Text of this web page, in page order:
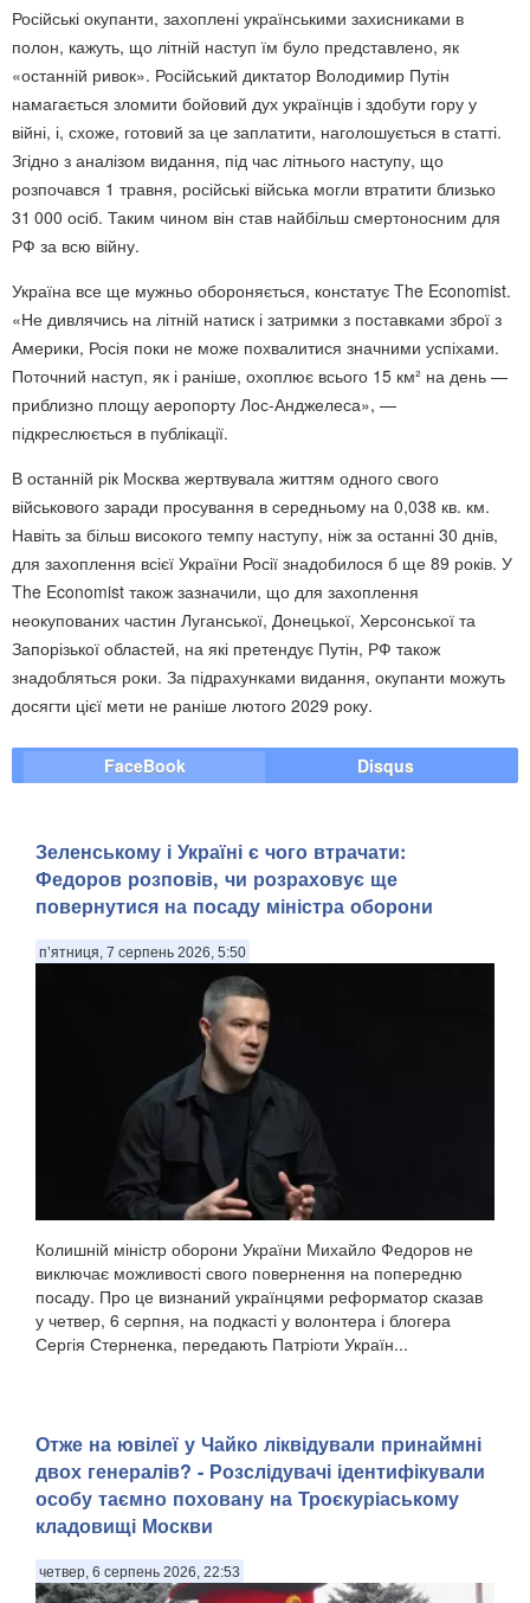
Російські окупанти, захоплені українськими захисниками в
полон, кажуть, що літній наступ їм було представлено, як
«останній ривок». Російський диктатор Володимир Путін
намагається зломити бойовий дух українців і здобути гору у
війні, і, схоже, готовий за це заплатити, наголошується в статті.
Згідно з аналізом видання, під час літнього наступу, що
розпочався 1 травня, російські війська могли втратити близько
31 000 осіб. Таким чином він став найбільш смертоносним для
РФ за всю війну.
Україна все ще мужньо обороняється, констатує The Economist.
«Не дивлячись на літній натиск і затримки з поставками зброї з
Америки, Росія поки не може похвалитися значними успіхами.
Поточний наступ, як і раніше, охоплює всього 15 км² на день —
приблизно площу аеропорту Лос-Анджелеса», —
підкреслюється в публікації.
В останній рік Москва жертвувала життям одного свого
військового заради просування в середньому на 0,038 кв. км.
Навіть за більш високого темпу наступу, ніж за останні 30 днів,
для захоплення всієї України Росії знадобилося б ще 89 років. У
The Economist також зазначили, що для захоплення
неокупованих частин Луганської, Донецької, Херсонської та
Запорізької областей, на які претендує Путін, РФ також
знадобляться роки. За підрахунками видання, окупанти можуть
досягти цієї мети не раніше лютого 2029 року.
FaceBook Disqus
Зеленському і Україні є чого втрачати:
Федоров розповів, чи розраховує ще
повернутися на посаду міністра оборони
п’ятниця, 7 серпень 2026, 5:50
Колишній міністр оборони України Михайло Федоров не
виключає можливості свого повернення на попередню
посаду. Про це визнаний українцями реформатор сказав
у четвер, 6 серпня, на подкасті у волонтера і блогера
Сергія Стерненка, передають Патріоти Україн...
Отже на ювілеї у Чайко ліквідували принаймні
двох генералів? - Розслідувачі ідентифікували
особу таємно поховану на Троєкуріаському
кладовищі Москви
четвер, 6 серпень 2026, 22:53